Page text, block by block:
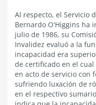
Al respecto, el Servicio
Bernardo O'Higgins ha
julio de 1986, su
Invalidez evaluó a la
incapacidad era
de certificado en el
en acto de servicio con
sufriendo luxación de
en el respectivo